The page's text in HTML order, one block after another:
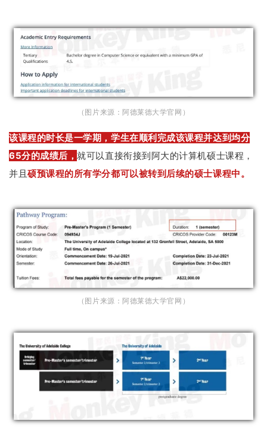
（图片来源：阿德莱德大学官网）
该课程的时长是一学期，学生在顺利完成该课程并达到均分
65分的成绩后，就可以直接衔接到阿大的计算机硕士课程，
并且硕预课程的所有学分都可以被转到后续的硕士课程中。
（图片来源：阿德莱德大学官网）